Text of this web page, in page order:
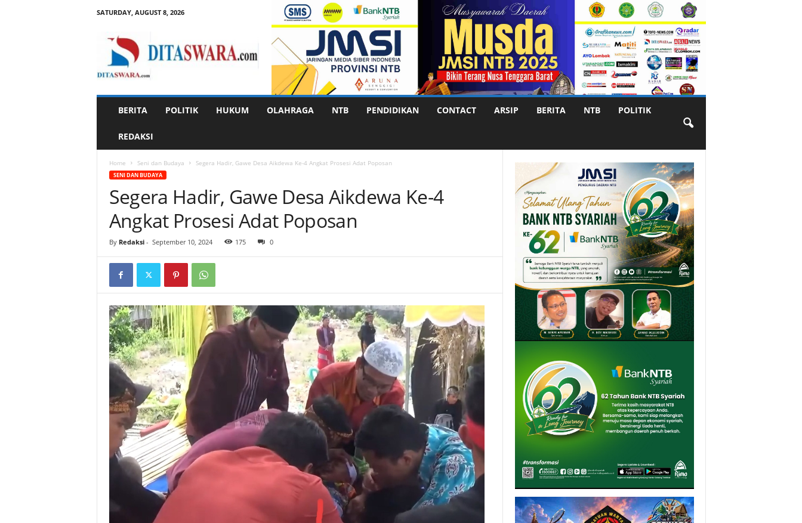
SATURDAY, AUGUST 8, 2026
s
BERITA POLITIK HUKUM OLAHRAGA NTB PENDIDIKAN CONTACT ARSIP BERITA NTB POLITIK
REDAKSI
Home Seni dan Budaya Segera Hadir, Gawe Desa Aikdewa Ke-4 Angkat Prosesi Adat Poposan
SENI DAN BUDAYA
Segera Hadir, Gawe Desa Aikdewa Ke-4
Angkat Prosesi Adat Poposan
By Redaksi- September 10, 2024 175 0